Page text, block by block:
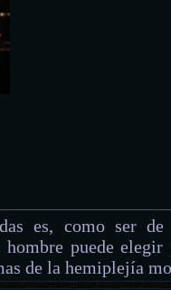
es, como ser
hombre puede
de la hemiplejía